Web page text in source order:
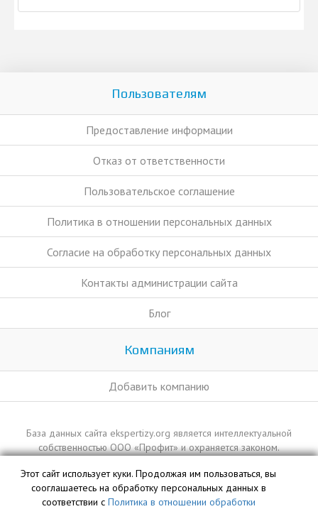
Пользователям
Предоставление информации
Отказ от ответственности
Пользовательское соглашение
Политика в отношении персональных данных
Согласие на обработку персональных данных
Контакты администрации сайта
Блог
Компаниям
Добавить компанию
База данных сайта ekspertizy.org является интеллектуальной
собственностью ООО «Профит» и охраняется законом.
Этот сайт использует куки. Продолжая им пользоваться, вы
сооглашаетесь на обработку персональных данных в
соответствии с Политика в отношении обработки